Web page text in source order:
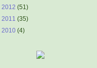
2012 (51)
2011 (35)
2010 (4)